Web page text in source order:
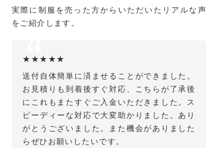
実際に制服を売った方からいただいたリアルな声
をご紹介します。
★★★★★
送付自体簡単に済ませることができました。
お見積りも到着後すぐ対応、こちらが了承後
にこれもまたすぐご入金いただきました。ス
ピーディーな対応で大変助かりました。あり
がとうございました。また機会がありました
らぜひお願いしたいです。